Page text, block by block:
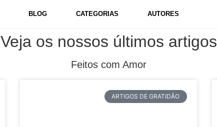
BLOG CATEGORIAS AUTORES
Veja os nossos últimos artigos
Feitos com Amor
ARTIGOS DE GRATIDÃO